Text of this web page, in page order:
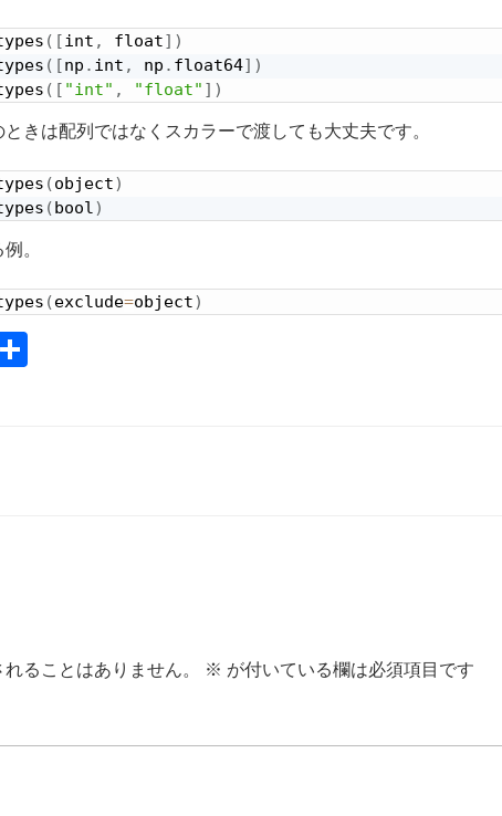
( [int , float] )
( [np . int , np . float64] )
( [ "int" , "float" ] )
きは配列ではなくスカラーで渡しても大丈夫です。
(object)
(bool)
。
(exclude=object)
T
ることはありません。 ※ が付いている欄は必須項目です